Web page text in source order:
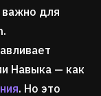
важно для
Навыка — как
. Но это